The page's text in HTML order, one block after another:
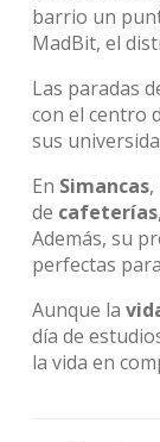
barrio un
MadBit, el
Las paradas
con el centro
sus
En Simancas
de cafeterías,
Además, su
perfectas
Aunque la
día de
la vida en